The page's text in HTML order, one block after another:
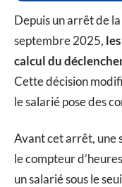
Depuis un arrêt de
septembre 2025,
calcul du
Cette décision
le salarié pose des
Avant cet arrêt, une
le compteur
un salarié sous le